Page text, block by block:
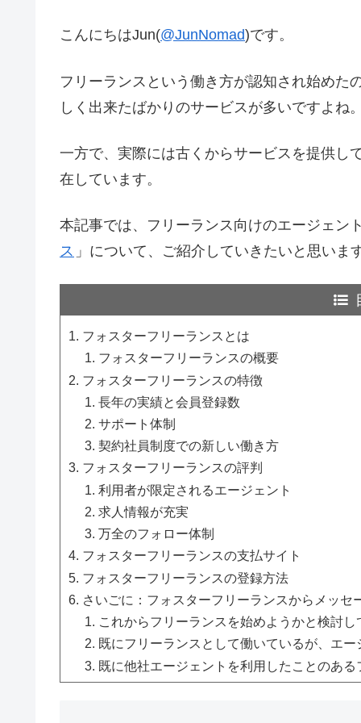
こんにちはJun(@JunNomad)です。
フリーランスという働き方が認知され始めた
しく出来たばかりのサービスが多いですよね
一方で、実際には古くからサービスを提供し
在しています。
本記事では、フリーランス向けのエージェン
ス 」について、ご紹介していきたいと思いま
フォスターフリーランスとは
フォスターフリーランスの概要
フォスターフリーランスの特徴
長年の実績と会員登録数
サポート体制
契約社員制度での新しい働き方
フォスターフリーランスの評判
利用者が限定されるエージェント
求人情報が充実
万全のフォロー体制
フォスターフリーランスの支払サイト
フォスターフリーランスの登録方法
さいごに：フォスターフリーランスからメッセ
これからフリーランスを始めようかと検討し
既にフリーランスとして働いているが、エ
既に他社エージェントを利用したことのあ